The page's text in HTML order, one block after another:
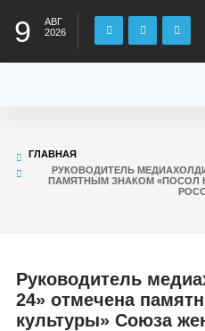
9
АВГ
2026
ГЛАВНАЯ
РУКОВОДИТЕЛЬ
ПАМЯТНЫМ ЗНАКОМ «ПОСОЛ
Руководитель
24» отмечена
культуры» Союза